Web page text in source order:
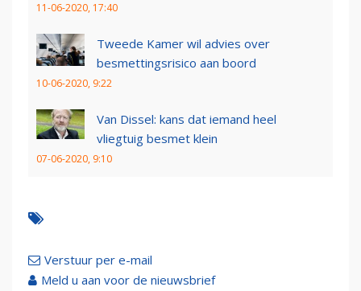
11-06-2020, 17:40
Tweede Kamer wil advies over
besmettingsrisico aan boord
10-06-2020, 9:22
Van Dissel: kans dat iemand heel
vliegtuig besmet klein
07-06-2020, 9:10
Verstuur per e-mail
Meld u aan voor de nieuwsbrief